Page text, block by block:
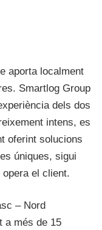
aporta localment
Smartlog Group
dels dos
intens, es
oferint solucions
úniques, sigui
opera el client.
– Nord
a més de 15